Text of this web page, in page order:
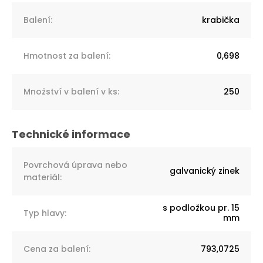
Balení: krabička
Hmotnost za balení: 0,698
Množství v balení v ks: 250
Povrchová úprava nebo
materiál:
galvanický zinek
Typ hlavy:
s podložkou pr. 15
mm
Cena za balení: 793,0725